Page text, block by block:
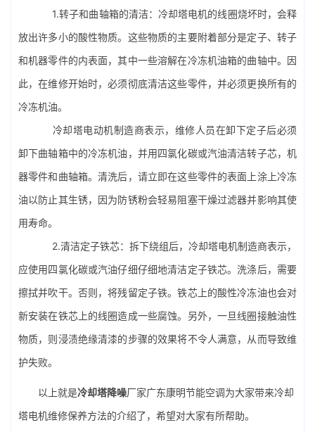
1.转子和曲轴箱的清洁： 冷却塔电机的线圈烧坏时，会释
放出许多小的酸性物质。这些物质的主要附着部分是定子、转子
和机器零件的内表面，其中一些溶解在冷冻机油箱的曲轴中。因
此，在维修开始时，必须彻底清洁这些零件，并必须更换所有的
冷冻机油。
冷却塔电动机制造商表示，维修人员在卸下定子后必须
卸下曲轴箱中的冷冻机油，并用四氯化碳或汽油清洁转子芯，机
器零件和曲轴箱。清洗后，请立即在这些零件的表面上涂上冷冻
油以防止其生锈，因为防锈粉会轻易阻塞干燥过滤器并影响其使
用寿命。
2.清洁定子铁芯：拆下绕组后，冷却塔电机制造商表示，
应使用四氯化碳或汽油仔细仔细地清洁定子铁芯。洗涤后，需要
擦拭并吹干。否则，将残留定子铁。铁芯上的酸性冷冻油也会对
新安装在铁芯上的线圈造成一些腐蚀。另外，一旦线圈接触油性
物质，则浸渍绝缘清漆的步骤的效果将不令人满意，从而导致维
护失败。
以上就是冷却塔降噪厂家广东康明节能空调为大家带来冷却
塔电机维修保养方法的介绍了，希望对大家有所帮助。